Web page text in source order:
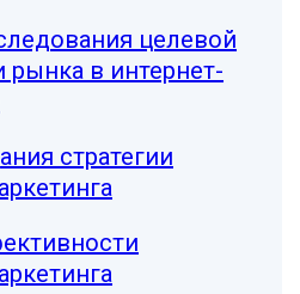
целевой
рынка в интернет-
стратегии